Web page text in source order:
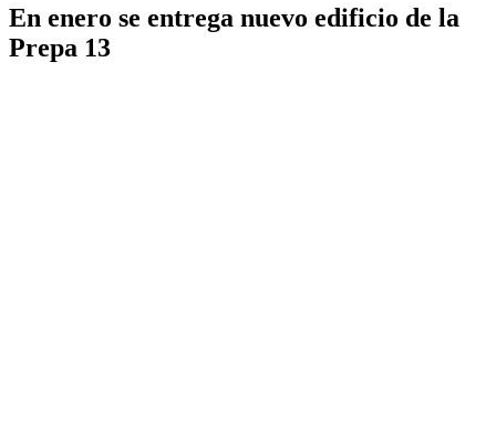
En enero se entrega nuevo edificio de la
Prepa 13